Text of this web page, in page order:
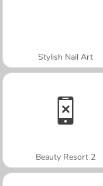
Stylish Nail Art
Beauty Resort 2